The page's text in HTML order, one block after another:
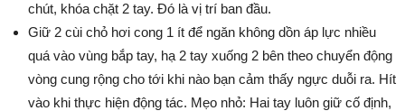
chút, khóa chặt 2 tay. Đó là vị trí ban đầu.
Giữ 2 cùi chỏ hơi cong 1 ít để ngăn không dồn áp lực nhiều
quá vào vùng bắp tay, hạ 2 tay xuống 2 bên theo chuyển động
vòng cung rộng cho tới khi nào bạn cảm thấy ngực duỗi ra. Hít
vào khi thực hiện động tác. Mẹo nhỏ: Hai tay luôn giữ cố định,